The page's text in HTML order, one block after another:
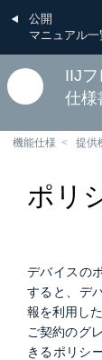
公開
マニュアル一
IIJ
仕様
機能仕様 提供
ポリ
デバイスの
すると、デ
報を利用し
ご契約のグ
きるポリシ